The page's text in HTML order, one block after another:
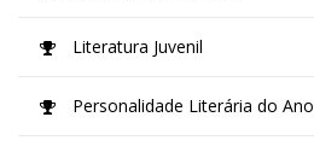
Literatura Juvenil
Personalidade Literária do Ano